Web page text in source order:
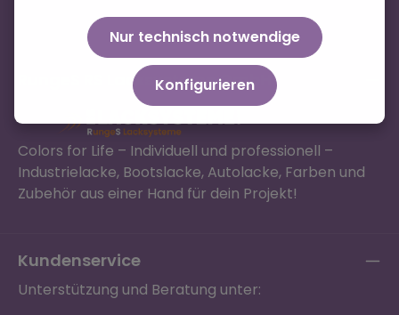
RungeS RS Lacksysteme GmbH
Colors for Life – Individuell und professionell –
Industrielacke, Bootslacke, Autolacke, Farben und
Zubehör aus einer Hand für dein Projekt!
Kundenservice
Unterstützung und Beratung unter:
Nur technisch notwendige
Konfigurieren